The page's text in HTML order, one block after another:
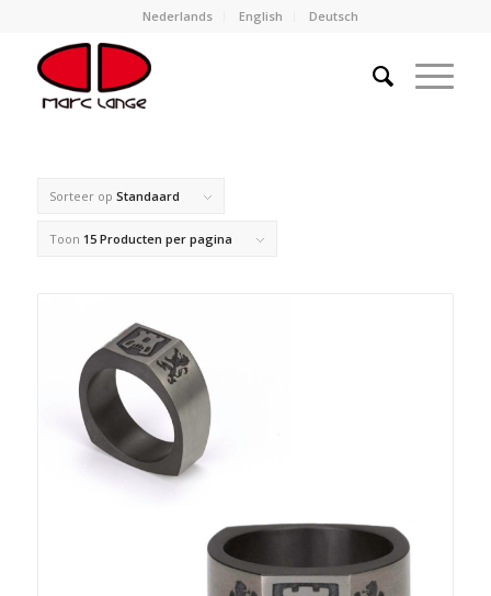
Nederlands English Deutsch
Sorteer op Standaard
Toon 15 Producten per pagina